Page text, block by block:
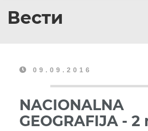
Вести
09.09.2016
NACIONALNA
GEOGRAFIJA - 2